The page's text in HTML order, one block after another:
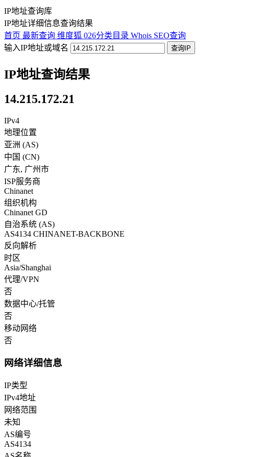
IP地址查询库
IP地址详细信息查询结果
首页 最新查询 维度狐 026分类目录 Whois SEO查询
输入IP地址或域名
查询IP
IP地址查询结果
14.215.172.21
IPv4
地理位置
亚洲 (AS)
中国 (CN)
广东, 广州市
ISP服务商
Chinanet
组织机构
Chinanet GD
自治系统 (AS)
AS4134 CHINANET-BACKBONE
反向解析
时区
Asia/Shanghai
代理/VPN
否
数据中心/托管
否
移动网络
否
网络详细信息
IP类型
IPv4地址
网络范围
未知
AS编号
AS4134